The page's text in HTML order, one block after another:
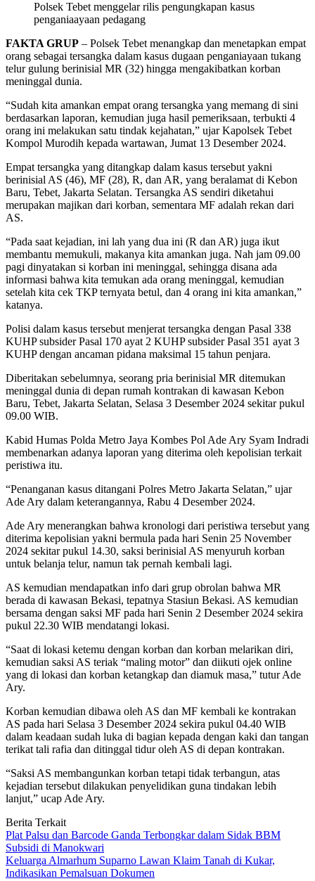
Polsek Tebet menggelar rilis pengungkapan kasus
penganiaayaan pedagang
FAKTA GRUP – Polsek Tebet menangkap dan menetapkan empat
orang sebagai tersangka dalam kasus dugaan penganiayaan tukang
telur gulung berinisial MR (32) hingga mengakibatkan korban
meninggal dunia.
“Sudah kita amankan empat orang tersangka yang memang di sini
berdasarkan laporan, kemudian juga hasil pemeriksaan, terbukti 4
orang ini melakukan satu tindak kejahatan,” ujar Kapolsek Tebet
Kompol Murodih kepada wartawan, Jumat 13 Desember 2024.
Empat tersangka yang ditangkap dalam kasus tersebut yakni
berinisial AS (46), MF (28), R, dan AR, yang beralamat di Kebon
Baru, Tebet, Jakarta Selatan. Tersangka AS sendiri diketahui
merupakan majikan dari korban, sementara MF adalah rekan dari
AS.
“Pada saat kejadian, ini lah yang dua ini (R dan AR) juga ikut
membantu memukuli, makanya kita amankan juga. Nah jam 09.00
pagi dinyatakan si korban ini meninggal, sehingga disana ada
informasi bahwa kita temukan ada orang meninggal, kemudian
setelah kita cek TKP ternyata betul, dan 4 orang ini kita amankan,”
katanya.
Polisi dalam kasus tersebut menjerat tersangka dengan Pasal 338
KUHP subsider Pasal 170 ayat 2 KUHP subsider Pasal 351 ayat 3
KUHP dengan ancaman pidana maksimal 15 tahun penjara.
Diberitakan sebelumnya, seorang pria berinisial MR ditemukan
meninggal dunia di depan rumah kontrakan di kawasan Kebon
Baru, Tebet, Jakarta Selatan, Selasa 3 Desember 2024 sekitar pukul
09.00 WIB.
Kabid Humas Polda Metro Jaya Kombes Pol Ade Ary Syam Indradi
membenarkan adanya laporan yang diterima oleh kepolisian terkait
peristiwa itu.
“Penanganan kasus ditangani Polres Metro Jakarta Selatan,” ujar
Ade Ary dalam keterangannya, Rabu 4 Desember 2024.
Ade Ary menerangkan bahwa kronologi dari peristiwa tersebut yang
diterima kepolisian yakni bermula pada hari Senin 25 November
2024 sekitar pukul 14.30, saksi berinisial AS menyuruh korban
untuk belanja telur, namun tak pernah kembali lagi.
AS kemudian mendapatkan info dari grup obrolan bahwa MR
berada di kawasan Bekasi, tepatnya Stasiun Bekasi. AS kemudian
bersama dengan saksi MF pada hari Senin 2 Desember 2024 sekira
pukul 22.30 WIB mendatangi lokasi.
“Saat di lokasi ketemu dengan korban dan korban melarikan diri,
kemudian saksi AS teriak “maling motor” dan diikuti ojek online
yang di lokasi dan korban ketangkap dan diamuk masa,” tutur Ade
Ary.
Korban kemudian dibawa oleh AS dan MF kembali ke kontrakan
AS pada hari Selasa 3 Desember 2024 sekira pukul 04.40 WIB
dalam keadaan sudah luka di bagian kepada dengan kaki dan tangan
terikat tali rafia dan ditinggal tidur oleh AS di depan kontrakan.
“Saksi AS membangunkan korban tetapi tidak terbangun, atas
kejadian tersebut dilakukan penyelidikan guna tindakan lebih
lanjut,” ucap Ade Ary.
Berita Terkait
Plat Palsu dan Barcode Ganda Terbongkar dalam Sidak BBM
Subsidi di Manokwari
Keluarga Almarhum Suparno Lawan Klaim Tanah di Kukar,
Indikasikan Pemalsuan Dokumen